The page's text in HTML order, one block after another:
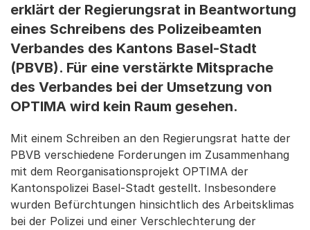
erklärt der Regierungsrat in Beantwortung
eines Schreibens des Polizeibeamten
Verbandes des Kantons Basel-Stadt
(PBVB). Für eine verstärkte Mitsprache
des Verbandes bei der Umsetzung von
OPTIMA wird kein Raum gesehen.
Mit einem Schreiben an den Regierungsrat hatte der
PBVB verschiedene Forderungen im Zusammenhang
mit dem Reorganisationsprojekt OPTIMA der
Kantonspolizei Basel-Stadt gestellt. Insbesondere
wurden Befürchtungen hinsichtlich des Arbeitsklimas
bei der Polizei und einer Verschlechterung der